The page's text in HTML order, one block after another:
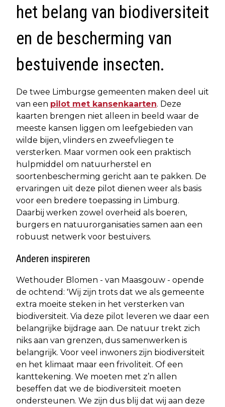
het belang van biodiversiteit
en de bescherming van
bestuivende insecten.
De twee Limburgse gemeenten maken deel uit
van een pilot met kansenkaarten. Deze
kaarten brengen niet alleen in beeld waar de
meeste kansen liggen om leefgebieden van
wilde bijen, vlinders en zweefvliegen te
versterken. Maar vormen ook een praktisch
hulpmiddel om natuurherstel en
soortenbescherming gericht aan te pakken. De
ervaringen uit deze pilot dienen weer als basis
voor een bredere toepassing in Limburg.
Daarbij werken zowel overheid als boeren,
burgers en natuurorganisaties samen aan een
robuust netwerk voor bestuivers.
Anderen inspireren
Wethouder Blomen - van Maasgouw - opende
de ochtend: 'Wij zijn trots dat we als gemeente
extra moeite steken in het versterken van
biodiversiteit. Via deze pilot leveren we daar een
belangrijke bijdrage aan. De natuur trekt zich
niks aan van grenzen, dus samenwerken is
belangrijk. Voor veel inwoners zijn biodiversiteit
en het klimaat maar een frivoliteit. Of een
kanttekening. We moeten met z’n allen
beseffen dat we de biodiversiteit moeten
ondersteunen. We zijn dus blij dat wij aan deze